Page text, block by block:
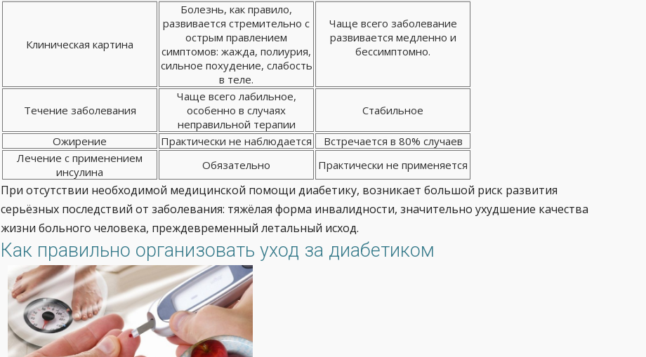
Клиническая картина
Болезнь, как правило,
развивается стремительно с
острым правлением
симптомов: жажда, полиурия,
сильное похудение, слабость
в теле.
Чаще всего заболевание
развивается медленно и
бессимптомно.
Течение заболевания
Чаще всего лабильное,
особенно в случаях
неправильной терапии
Стабильное
Ожирение Практически не наблюдается
Встречается в 80% случаев
Лечение с применением
инсулина
Обязательно Практически не применяется
При отсутствии необходимой медицинской помощи диабетику, возникает большой риск развития
серьёзных последствий от заболевания: тяжёлая форма инвалидности, значительно ухудшение качества
жизни больного человека, преждевременный летальный исход.
Как правильно организовать уход за диабетиком